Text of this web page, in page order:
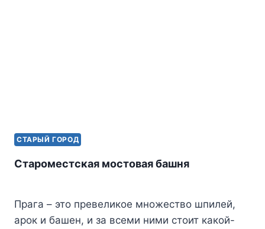
СТАРЫЙ ГОРОД
Староместская мостовая башня
Прага – это превеликое множество шпилей,
арок и башен, и за всеми ними стоит какой-